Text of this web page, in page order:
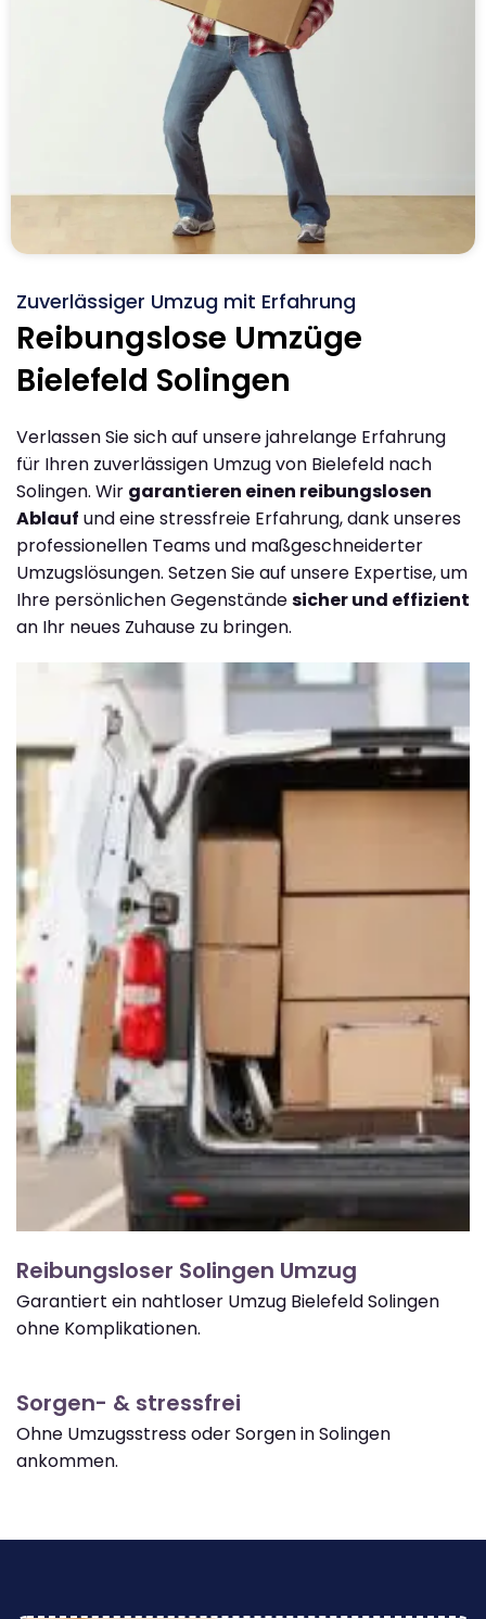
Zuverlässiger Umzug mit Erfahrung
Reibungslose Umzüge
Bielefeld Solingen
Verlassen Sie sich auf unsere jahrelange Erfahrung
für Ihren zuverlässigen Umzug von Bielefeld nach
Solingen. Wir garantieren einen reibungslosen
Ablauf und eine stressfreie Erfahrung, dank unseres
professionellen Teams und maßgeschneiderter
Umzugslösungen. Setzen Sie auf unsere Expertise, um
Ihre persönlichen Gegenständesicher und effizient
an Ihr neues Zuhause zu bringen.
Reibungsloser Solingen Umzug
Garantiert ein nahtloser Umzug Bielefeld Solingen
ohne Komplikationen.
Sorgen- & stressfrei
Ohne Umzugsstress oder Sorgen in Solingen
ankommen.